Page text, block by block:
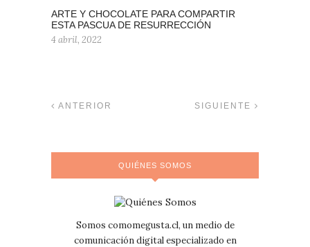
ARTE Y CHOCOLATE PARA COMPARTIR
ESTA PASCUA DE RESURRECCIÓN
4 abril, 2022
ANTERIOR SIGUIENTE
QUIÉNES SOMOS
Somos comomegusta.cl, un medio de
comunicación digital especializado en